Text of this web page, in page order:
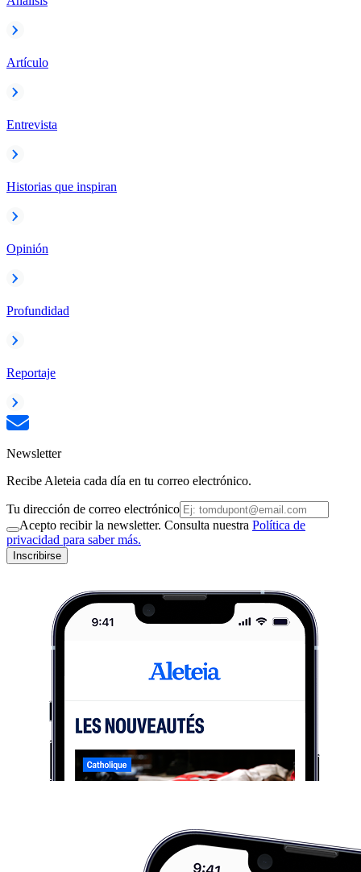
Artículo
Entrevista
Historias que inspiran
Opinión
Profundidad
Reportaje
Newsletter
Recibe Aleteia cada día en tu correo electrónico.
Tu dirección de correo electrónico
Acepto recibir la newsletter. Consulta nuestra Política de
privacidad para saber más.
Inscribirse